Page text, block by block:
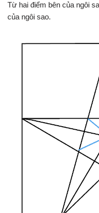
Từ hai điểm bên của ngôi
của ngôi sao.